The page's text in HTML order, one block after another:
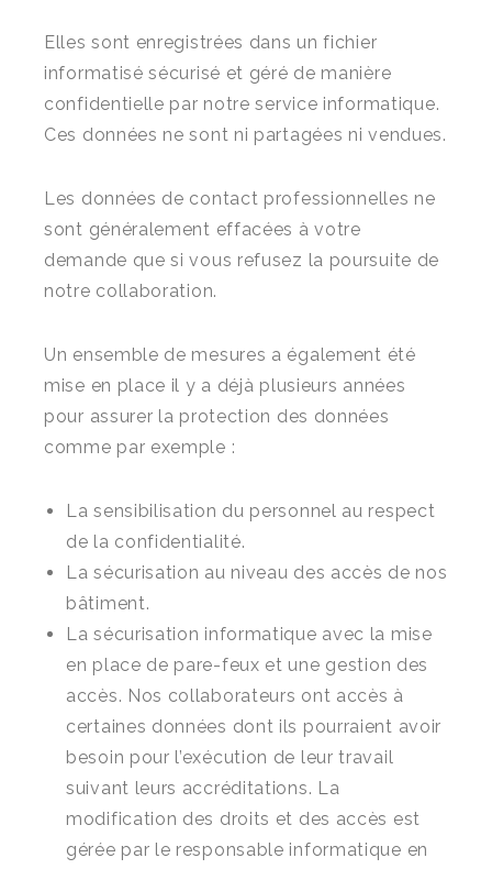
Elles sont enregistrées dans un fichier
informatisé sécurisé et géré de manière
confidentielle par notre service informatique.
Ces données ne sont ni partagées ni vendues.
Les données de contact professionnelles ne
sont généralement effacées à votre
demande que si vous refusez la poursuite de
notre collaboration.
Un ensemble de mesures a également été
mise en place il y a déjà plusieurs années
pour assurer la protection des données
comme par exemple :
La sensibilisation du personnel au respect
de la confidentialité.
La sécurisation au niveau des accès de nos
bâtiment.
La sécurisation informatique avec la mise
en place de pare-feux et une gestion des
accès. Nos collaborateurs ont accès à
certaines données dont ils pourraient avoir
besoin pour l’exécution de leur travail
suivant leurs accréditations. La
modification des droits et des accès est
gérée par le responsable informatique en